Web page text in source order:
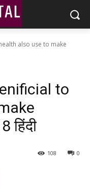
also use to make
to
हिंदी
0
108